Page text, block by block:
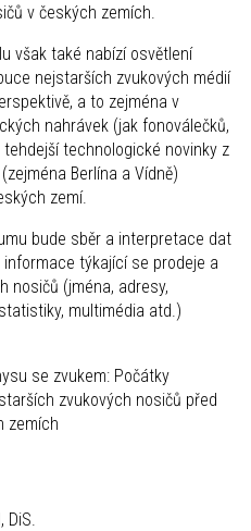
v českých zemích.
však také nabízí osvětlení
nejstarších zvukových médií
a to zejména v
nahrávek (jak fonoválečků,
technologické novinky z
Berlína a Vídně)
zemí.
bude sběr a interpretace dat
týkající se prodeje a
nosičů (jména, adresy,
multimédia atd.)
se zvukem: Počátky
zvukových nosičů před
zemích